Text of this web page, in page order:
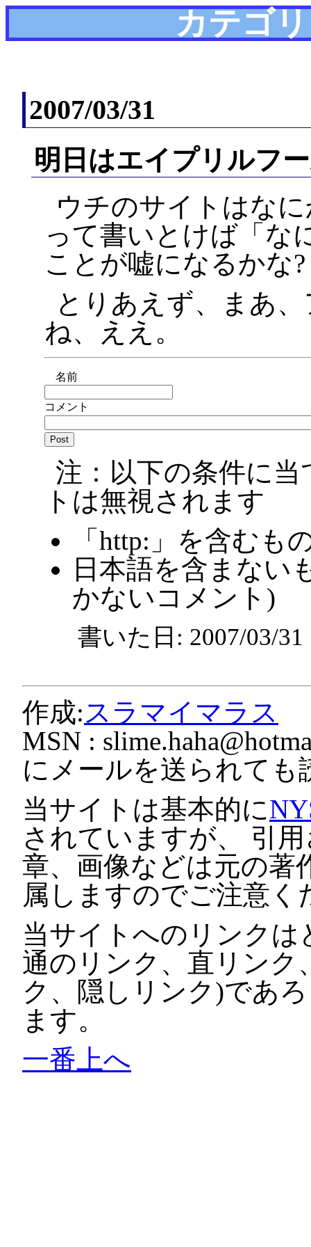
カテゴ
2007/03/31
明日はエイプリルフ
ウチのサイトはな
って書いとけば「な
ことが嘘になるかな?
とりあえず、まあ
ね、ええ。
名前
コメント
注：以下の条件に
トは無視されます
「http:」を含むも
日本語を含まない
かないコメント)
書いた日: 2007/03/
作成:スラマイマラス
MSN :
にメールを送られても
当サイトは基本的に
されていますが、 引
章、画像などは元の著
属しますのでご注意く
当サイトへのリンクは
通のリンク、直リンク
ク、隠しリンク)であ
ます。
一番上へ